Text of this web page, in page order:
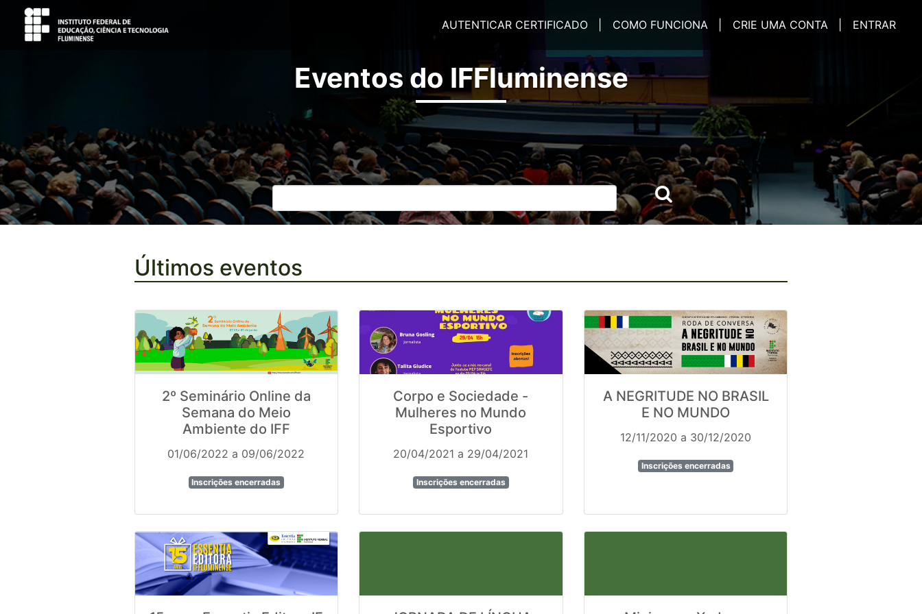
AUTENTICAR CERTIFICADO | COMO FUNCIONA | CRIE UMA CONTA | ENTRAR
Eventos do IFFluminense
Últimos eventos
2º Seminário Online da
Semana do Meio
Ambiente do IFF
01/06/2022 a 09/06/2022
Inscrições encerradas
Corpo e Sociedade -
Mulheres no Mundo
Esportivo
20/04/2021 a 29/04/2021
Inscrições encerradas
A NEGRITUDE NO BRASIL
E NO MUNDO
12/11/2020 a 30/12/2020
Inscrições encerradas